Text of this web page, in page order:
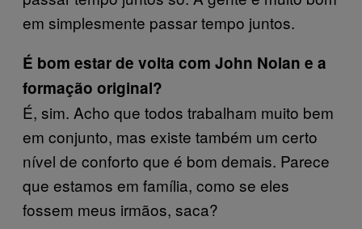
em simplesmente passar tempo juntos.
É bom estar de volta com John Nolan e a
formação original?
É, sim. Acho que todos trabalham muito bem
em conjunto, mas existe também um certo
nível de conforto que é bom demais. Parece
que estamos em família, como se eles
fossem meus irmãos, saca?